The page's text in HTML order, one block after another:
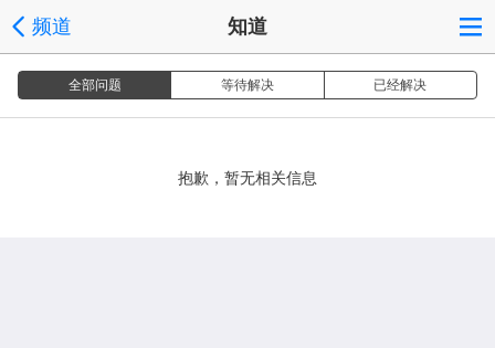
频道 知道
全部问题 等待解决 已经解决
抱歉，暂无相关信息